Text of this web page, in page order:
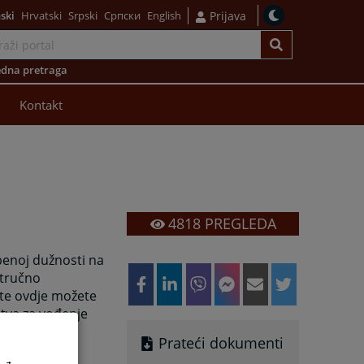
Hrvatski Srpski Српски English Prijava
pretraga
Kontakt
dužnosti na
ovdje možete
za vođenje
4818PREGLEDA
Prateći dokumenti